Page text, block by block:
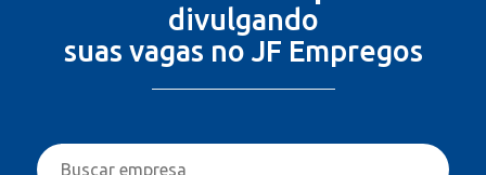
divulgando
suas vagas no JF Empregos